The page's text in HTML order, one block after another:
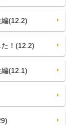
(12.2)
！(12.2)
(12.1)